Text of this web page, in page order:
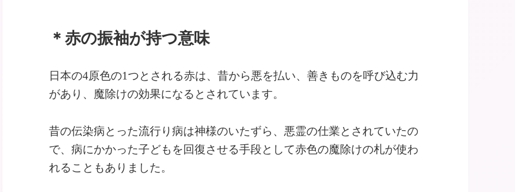
＊赤の振袖が持つ意味
日本の4原色の1つとされる赤は、昔から悪を払い、善きものを呼び込む力
があり、魔除けの効果になるとされています。
昔の伝染病とった流行り病は神様のいたずら、悪霊の仕業とされていたの
で、病にかかった子どもを回復させる手段として赤色の魔除けの札が使わ
れることもありました。